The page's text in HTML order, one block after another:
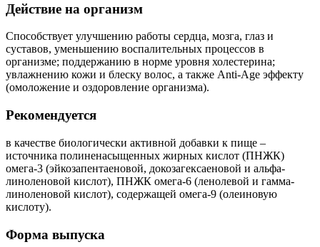
Действие на организм
Способствует улучшению работы сердца, мозга, глаз и
суставов, уменьшению воспалительных процессов в
организме; поддержанию в норме уровня холестерина;
увлажнению кожи и блеску волос, а также Anti-Age эффекту
(омоложение и оздоровление организма).
Рекомендуется
в качестве биологически активной добавки к пище –
источника полиненасыщенных жирных кислот (ПНЖК)
омега-3 (эйкозапентаеновой, докозагексаеновой и альфа-
линоленовой кислот), ПНЖК омега-6 (ленолевой и гамма-
линоленовой кислот), содержащей омега-9 (олеиновую
кислоту).
Форма выпуска